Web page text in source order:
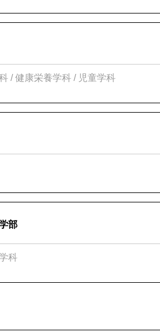
/ 健康栄養学科 / 児童学科
部
科